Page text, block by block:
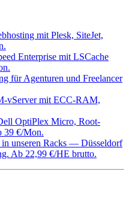
mit Plesk, SiteJet,
Enterprise mit LSCache
für Agenturen und Freelancer
vServer mit ECC-RAM,
OptiPlex Micro, Root-
39 €/Mon.
unseren Racks — Düsseldorf
Ab 22,99 €/HE brutto.